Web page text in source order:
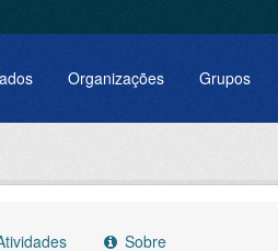
Organizações Grupos
Sobre